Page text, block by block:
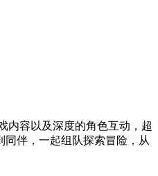
内容以及深度的角色互动，超
伴，一起组队探索冒险，从